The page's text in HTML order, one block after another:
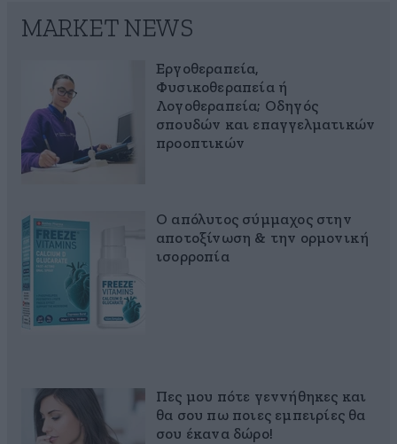
MARKET NEWS
Εργοθεραπεία,
Φυσικοθεραπεία ή
Λογοθεραπεία; Οδηγός
σπουδών και επαγγελματικών
προοπτικών
Ο απόλυτος σύμμαχος στην
αποτοξίνωση & την ορμονική
ισορροπία
Πες μου πότε γεννήθηκες και
θα σου πω ποιες εμπειρίες θα
σου έκανα δώρο!